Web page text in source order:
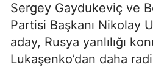
Sergey Gaydukeviç ve
Partisi Başkanı Nikolay
aday, Rusya yanlılığı
Lukaşenko’dan daha